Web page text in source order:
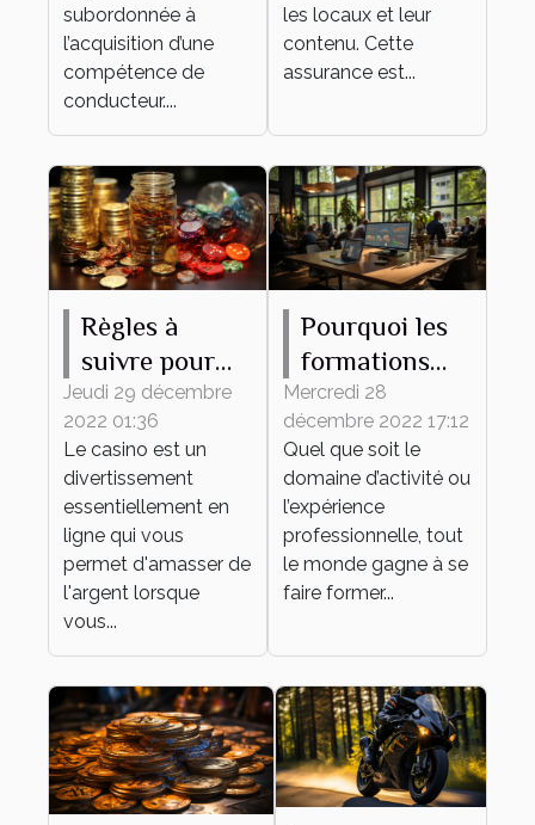
subordonnée à
l’acquisition d’une
compétence de
conducteur....
les locaux et leur
contenu. Cette
assurance est...
Règles à
suivre pour
gagner de
l'argent au
casino en
ligne
Jeudi 29 décembre
2022 01:36
Le casino est un
divertissement
essentiellement en
ligne qui vous
permet d'amasser de
l'argent lorsque
vous...
Pourquoi les
formations
continues
sont-elles
importantes
pour une
entreprise ?
Mercredi 28
décembre 2022 17:12
Quel que soit le
domaine d’activité ou
l’expérience
professionnelle, tout
le monde gagne à se
faire former...